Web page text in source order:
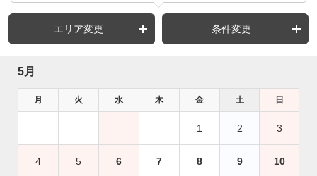
エリア変更 条件変更
5月
月 火 水 木 金 土 日
1 2 3
4 5 6 7 8 9 10